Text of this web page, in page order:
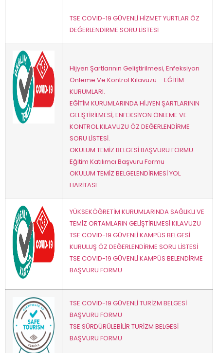
TSE COVID-19 GÜVENLİ HİZMET YURTLAR ÖZ
DEĞERLENDİRME SORU LİSTESİ
Hijyen Şartlarının Geliştirilmesi, Enfeksiyon
Önleme Ve Kontrol Kılavuzu – EĞİTİM
KURUMLARI.
EĞİTİM KURUMLARINDA HİJYEN ŞARTLARININ
GELİŞTİRİLMESİ, ENFEKSİYON ÖNLEME VE
KONTROL KILAVUZU ÖZ DEĞERLENDİRME
SORU LİSTESİ.
OKULUM TEMİZ BELGESİ BAŞVURU FORMU.
Eğitim Katılımcı Başvuru Formu
OKULUM TEMİZ BELGELENDİRMESİ YOL
HARİTASI
YÜKSEKÖĞRETİM KURUMLARINDA SAĞLIKLI VE
TEMİZ ORTAMLARIN GELİŞTİRLMESİ KILAVUZU
TSE COVID-19 GÜVENLİ KAMPÜS BELGESİ
KURULUŞ ÖZ DEĞERLENDİRME SORU LİSTESİ
TSE COVID-19 GÜVENLİ KAMPÜS BELENDİRME
BAŞVURU FORMU
TSE COVID-19 GÜVENLİ TURİZM BELGESİ
BAŞVURU FORMU
TSE SÜRDÜRÜLEBİLİR TURİZM BELGESİ
BAŞVURU FORMU